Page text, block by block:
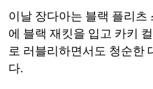
이날 장다아는 블랙 플리츠
에 블랙 재킷을 입고 카키
로 러블리하면서도 청순한
다.